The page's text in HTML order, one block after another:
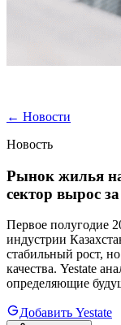
← Новости
Новость
Рынок жилья
сектор вырос
Первое полугодие
индустрии
стабильный рост,
качества. Yestate
определяющие
Добавить Yestate